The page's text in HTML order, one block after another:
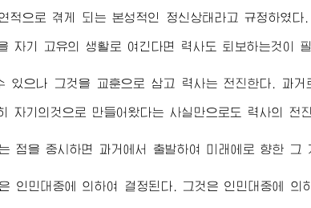
적으로 겪게 되는 본성적인 정신상태라고 규정하였
자기 고유의 생활로 여긴다면 력사도 퇴보하는것이
있으나 그것을 교훈으로 삼고 력사는 전진한다. 과
자기의것으로 만들어왔다는 사실만으로도 력사의 전
점을 중시하면 과거에서 출발하여 미래에로 향한 그
인민대중에 의하여 결정된다. 그것은 인민대중에 의